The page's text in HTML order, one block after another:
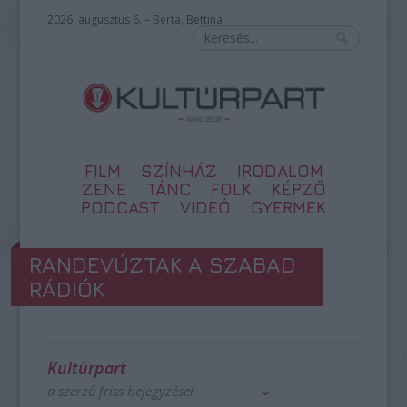
2026. augusztus 6. – Berta, Bettina
FILM SZÍNHÁZ
IRODALOM
ZENE
TÁNC FOLK
KÉPZŐ
PODCAST
VIDEÓ GYERMEK
RANDEVÚZTAK A SZABAD
RÁDIÓK
Kultúrpart
a szerző friss bejegyzései